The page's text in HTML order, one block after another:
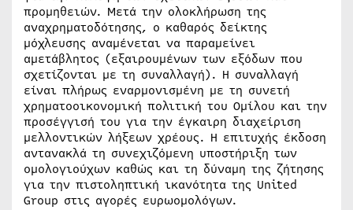
προμηθειών. Μετά την ολοκλήρωση της
αναχρηματοδότησης, ο καθαρός δείκτης
μόχλευσης αναμένεται να παραμείνει
αμετάβλητος (εξαιρουμένων των εξόδων που
σχετίζονται με τη συναλλαγή). Η συναλλαγή
είναι πλήρως εναρμονισμένη με τη συνετή
χρηματοοικονομική πολιτική του Ομίλου και την
προσέγγισή του για την έγκαιρη διαχείριση
μελλοντικών λήξεων χρέους. Η επιτυχής έκδοση
αντανακλά τη συνεχιζόμενη υποστήριξη των
ομολογιούχων καθώς και τη δύναμη της ζήτησης
για την πιστοληπτική ικανότητα της United
Group στις αγορές ευρωομολόγων.